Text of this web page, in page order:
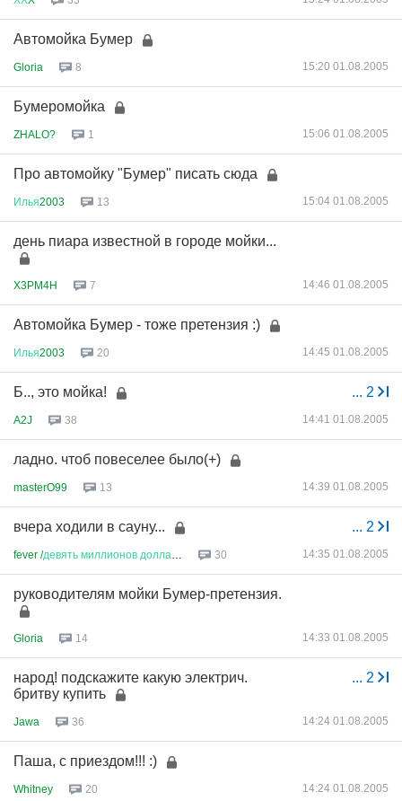
Автомойка Бумер
Gloria 8 15:20 01.08.2005
Бумеромойка
ZHALO? 1 15:06 01.08.2005
Про автомойку "Бумер" писать сюда
Илья2003 13 15:04 01.08.2005
день пиара известной в городе мойки...
X3PM4H 7 14:46 01.08.2005
Автомойка Бумер - тоже претензия :)
Илья2003 20 14:45 01.08.2005
... 2
Б.., это мойка!
A2J 38 14:41 01.08.2005
ладно. чтоб повеселее было(+)
masterO99 13 14:39 01.08.2005
... 2
вчера ходили в сауну...
fever /девять миллионов доллар 30 14:35 01.08.2005
руководителям мойки Бумер-претензия.
Gloria 14 14:33 01.08.2005
... 2
народ! подскажите какую электрич.
бритву купить
Jawa 36 14:24 01.08.2005
Паша, с приездом!!! :)
Whitney 20 14:24 01.08.2005